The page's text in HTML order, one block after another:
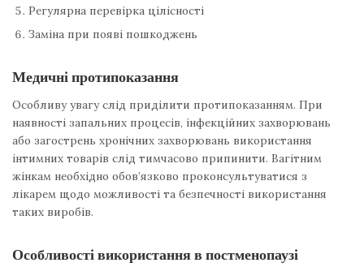
Регулярна перевірка цілісності
Заміна при появі пошкоджень
Медичні протипоказання
Особливу увагу слід приділити протипоказанням. При
наявності запальних процесів, інфекційних захворювань
або загострень хронічних захворювань використання
інтимних товарів слід тимчасово припинити. Вагітним
жінкам необхідно обов’язково проконсультуватися з
лікарем щодо можливості та безпечності використання
таких виробів.
Особливості використання в постменопаузі